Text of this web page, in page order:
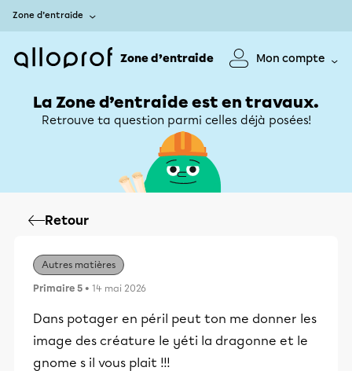
Zone d’entraide
Zone d’entraide Mon compte
La Zone d’entraide est en travaux.
Retrouve ta question parmi celles déjà posées!
Retour
Autres matières
Primaire 5 • 14 mai 2026
Dans potager en péril peut ton me donner les
image des créature le yéti la dragonne et le
gnome s il vous plait !!!